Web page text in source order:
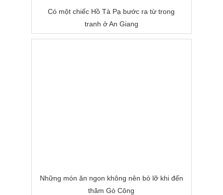
Có một chiếc Hồ Tà Pạ bước ra từ trong
tranh ở An Giang
Những món ăn ngon không nên bỏ lỡ khi đến
thăm Gò Công